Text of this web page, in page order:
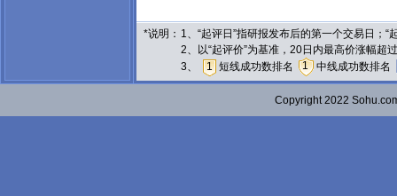
*说明： 1、“起评日”指研报发布后的第一个交易日；
2、以“起评价”为基准，20日内最高价涨幅
3、
1 短线成功数排名 1 中线成功数排名
Copyright 2022